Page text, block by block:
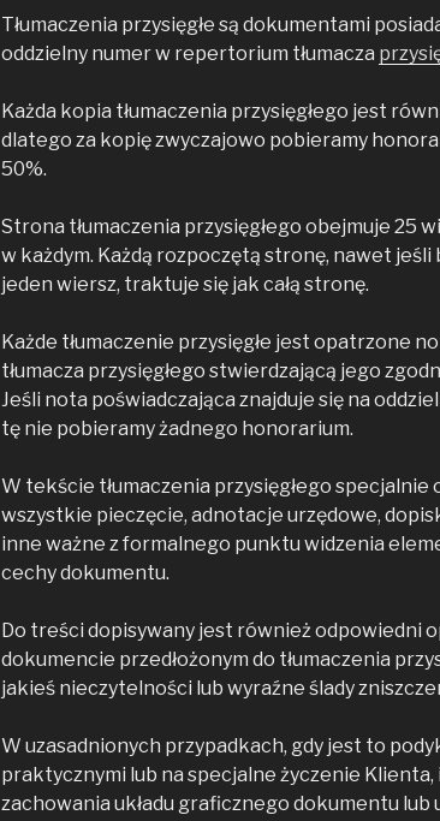
Tłumaczenia przysięgłe są dokumentami
oddzielny numer w repertorium tłumacza
Każda kopia tłumaczenia przysięgłego jest
dlatego za kopię zwyczajowo pobieramy
50%.
Strona tłumaczenia przysięgłego obejmuje 25
w każdym. Każdą rozpoczętą stronę, nawet jeśli
jeden wiersz, traktuje się jak całą stronę.
Każde tłumaczenie przysięgłe jest opatrzone
tłumacza przysięgłego stwierdzającą jego
Jeśli nota poświadczająca znajduje się na
tę nie pobieramy żadnego honorarium.
W tekście tłumaczenia przysięgłego specjalnie
wszystkie pieczęcie, adnotacje urzędowe,
inne ważne z formalnego punktu widzenia
cechy dokumentu.
Do treści dopisywany jest również odpowiedni
dokumencie przedłożonym do tłumaczenia
jakieś nieczytelności lub wyraźne ślady
W uzasadnionych przypadkach, gdy jest to
praktycznymi lub na specjalne życzenie
zachowania układu graficznego dokumentu lub